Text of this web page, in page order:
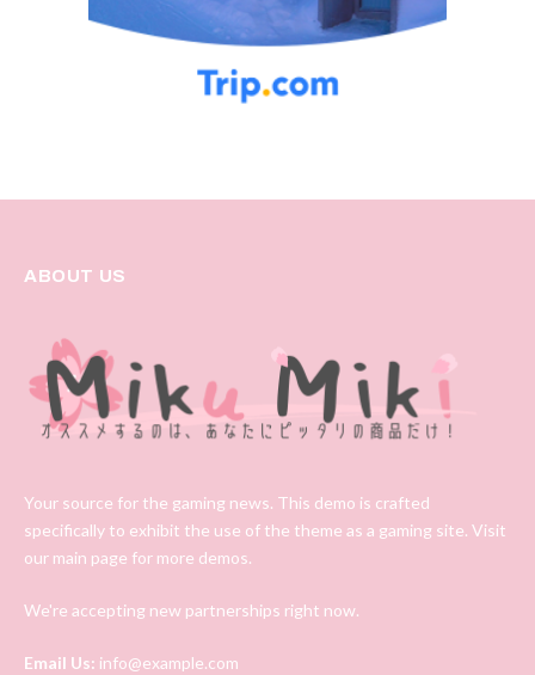
ABOUT US
Your source for the gaming news. This demo is crafted
specifically to exhibit the use of the theme as a gaming site. Visit
our main page for more demos.
We're accepting new partnerships right now.
Email Us: info@example.com